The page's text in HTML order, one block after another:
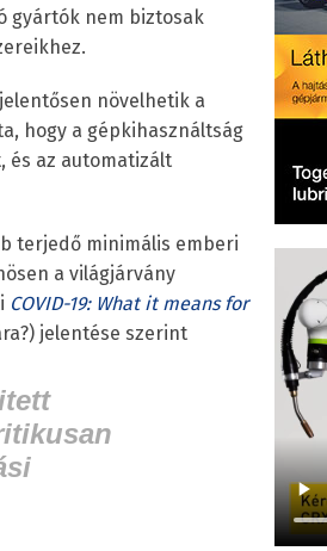
gyártók nem biztosak
növelhetik a
hogy a gépkihasználtság
és az automatizált
terjedő minimális emberi
a világjárvány
COVID-19: What it means for
jelentése szerint